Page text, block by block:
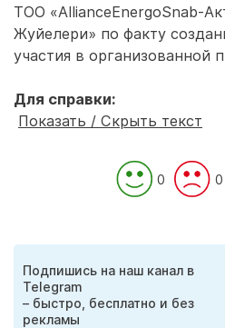
ТОО «AllianceEnergoSnab-
Жуйелери» по факту
участия в организованной
Для справки:
Показать / Скрыть текст
0 0
Подпишись на наш канал в
Telegram
– быстро, бесплатно и без
рекламы